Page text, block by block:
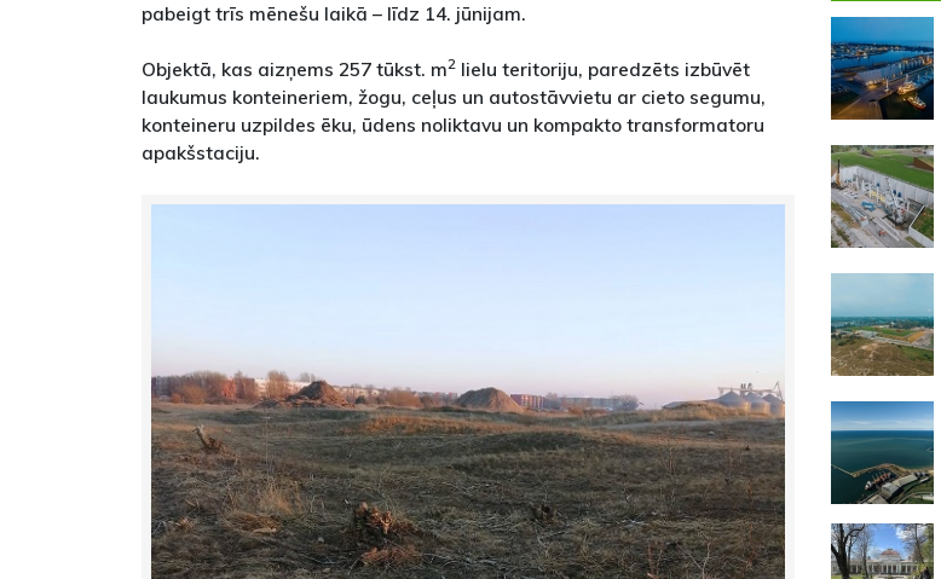
pabeigt trīs mēnešu laikā – līdz 14. jūnijam.
Objektā, kas aizņems 257 tūkst. m2 lielu teritoriju, paredzēts izbūvēt
laukumus konteineriem, žogu, ceļus un autostāvvietu ar cieto segumu,
konteineru uzpildes ēku, ūdens noliktavu un kompakto transformatoru
apakšstaciju.